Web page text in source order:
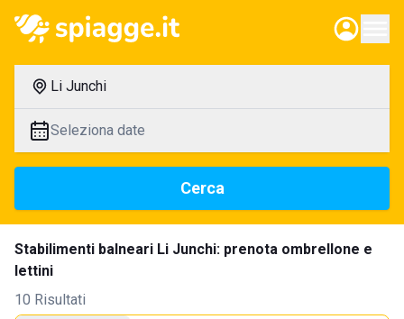
Li Junchi
Seleziona date
Cerca
Stabilimenti balneari Li Junchi: prenota ombrellone e
lettini
10 Risultati